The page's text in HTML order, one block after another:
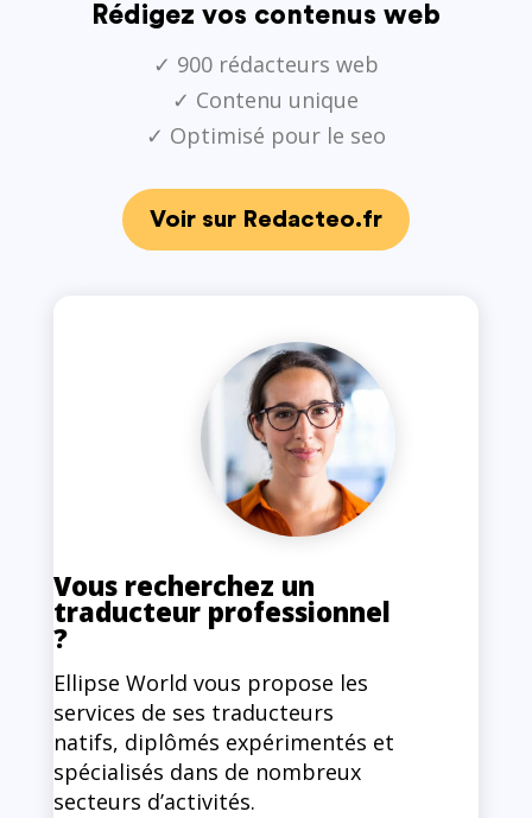
Rédigez vos contenus web
✓ 900 rédacteurs web
✓ Contenu unique
✓ Optimisé pour le seo
Voir sur Redacteo.fr
Vous recherchez un
traducteur professionnel
?
Ellipse World vous propose les
services de ses traducteurs
natifs, diplômés expérimentés et
spécialisés dans de nombreux
secteurs d’activités.